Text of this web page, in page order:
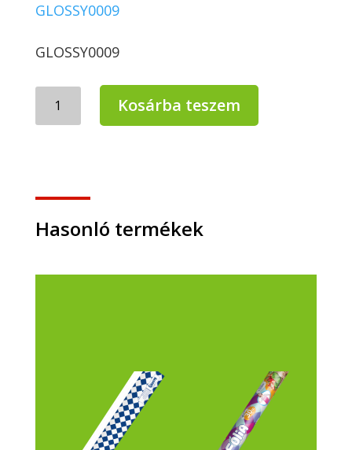
GLOSSY0009
GLOSSY0009
Alufólia
29cm
40db/karton
mennyiség
Kosárba teszem
Hasonló termékek